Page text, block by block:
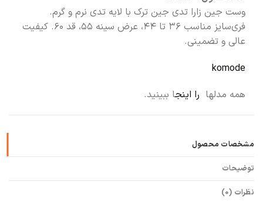
وست جین زارا تدی جین ترک با لایه تدی نرم و گرم.
فری‌سایز مناسب ۳۶ تا ۴۴، عرض سینه ۵۵، قد ۶۰. کیفیت
عالی و تضمینی.
komode
همه مدلها را اینجا ببینید.
مشخصات محصول
توضیحات
نظرات (0)